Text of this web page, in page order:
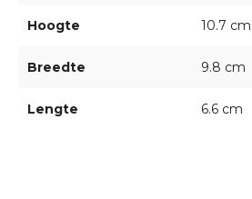
Hoogte 10.7 cm
Breedte 9.8 cm
Lengte 6.6 cm